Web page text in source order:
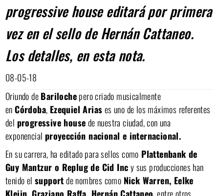
progressive house editará por primera
vez en el sello de Hernán Cattaneo.
Los detalles, en esta nota.
08-05-18
Oriundo deBarilochepero criado musicalmente
enCórdoba, Ezequiel Ariases uno de los máximos referentes
del progressive housede nuestra ciudad, con una
exponencial proyección nacional e internacional.
En su carrera, ha editado para sellos como Plattenbank de
Guy Mantzur o Replug de Cid Incy sus producciones han
tenido elsupportde nombres como Nick Warren, Eelke